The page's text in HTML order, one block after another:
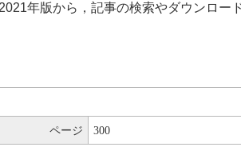
年版から，記事の検索やダウンロー
ページ 300